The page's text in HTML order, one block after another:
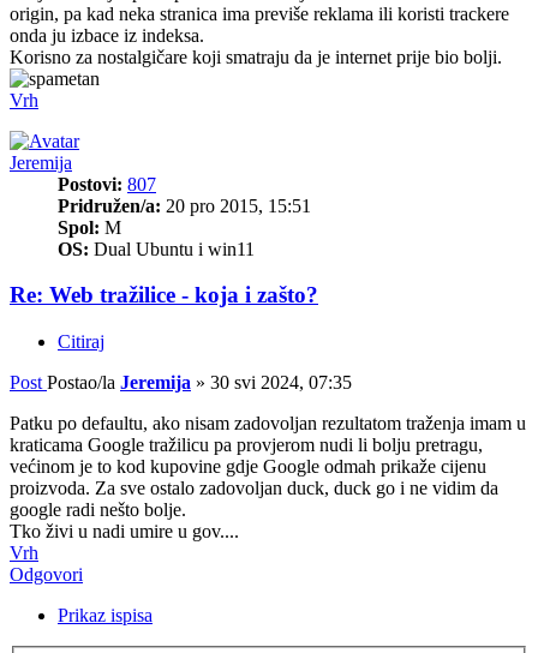
origin, pa kad neka stranica ima previše reklama ili koristi trackere
onda ju izbace iz indeksa.
Korisno za nostalgičare koji smatraju da je internet prije bio bolji.
Vrh
Jeremija
Postovi: 807
Pridružen/a: 20 pro 2015, 15:51
Spol: M
OS: Dual Ubuntu i win11
Re: Web tražilice - koja i zašto?
Citiraj
Post Postao/la Jeremija » 30 svi 2024, 07:35
Patku po defaultu, ako nisam zadovoljan rezultatom traženja imam u
kraticama Google tražilicu pa provjerom nudi li bolju pretragu,
većinom je to kod kupovine gdje Google odmah prikaže cijenu
proizvoda. Za sve ostalo zadovoljan duck, duck go i ne vidim da
google radi nešto bolje.
Tko živi u nadi umire u gov....
Vrh
Odgovori
Prikaz ispisa